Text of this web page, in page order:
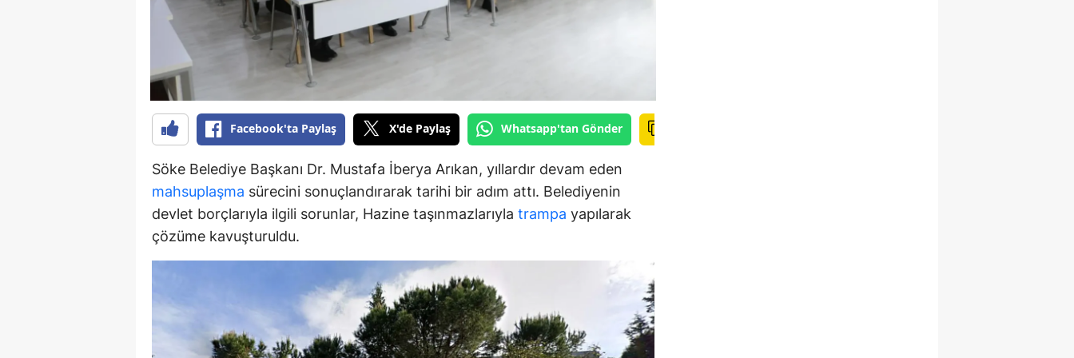
Yalova
Kilis
Osmaniye
Düzce
Facebook'ta Paylaş X'de Paylaş Whatsapp'tan Gönder
Söke Belediye Başkanı Dr. Mustafa İberya Arıkan, yıllardır devam eden
mahsuplaşma sürecini sonuçlandırarak tarihi bir adım attı. Belediyenin
devlet borçlarıyla ilgili sorunlar, Hazine taşınmazlarıyla trampa yapılarak
çözüme kavuşturuldu.